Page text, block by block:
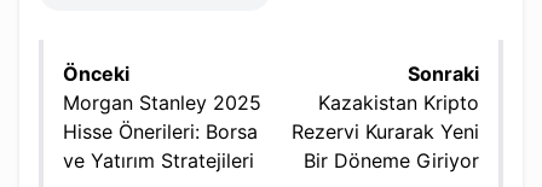
Önceki
Morgan Stanley 2025
Hisse Önerileri: Borsa
ve Yatırım Stratejileri
Sonraki
Kazakistan Kripto
Rezervi Kurarak Yeni
Bir Döneme Giriyor